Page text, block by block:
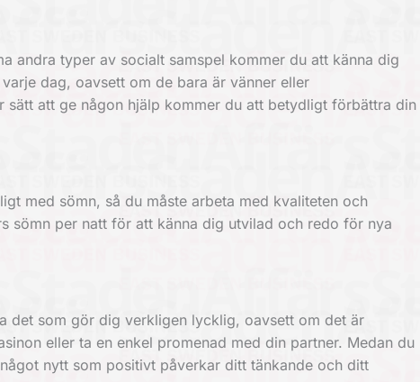
andra typer av socialt samspel kommer du att känna dig
dag, oavsett om de bara är vänner eller
att ge någon hjälp kommer du att betydligt förbättra din
med sömn, så du måste arbeta med kvaliteten och
sömn per natt för att känna dig utvilad och redo för nya
det som gör dig verkligen lycklig, oavsett om det är
eller ta en enkel promenad med din partner. Medan du
nytt som positivt påverkar ditt tänkande och ditt